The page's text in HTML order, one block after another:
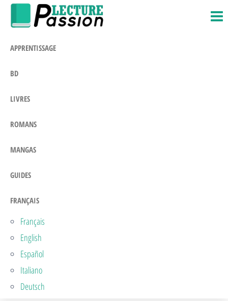
Passer
APPRENTISSAGE
BD
LIVRES
ROMANS
MANGAS
GUIDES
FRANÇAIS
Français
English
Español
Italiano
Deutsch